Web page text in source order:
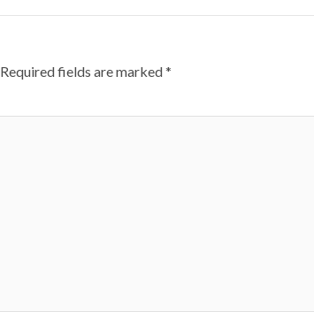
Required fields are marked*